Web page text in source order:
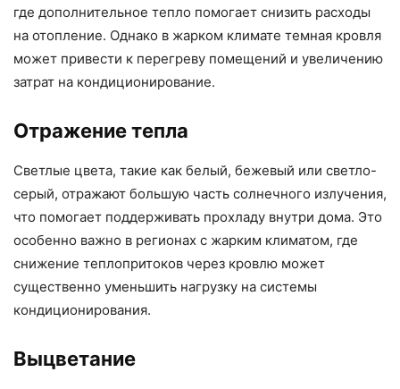
где дополнительное тепло помогает снизить расходы
на отопление. Однако в жарком климате темная кровля
может привести к перегреву помещений и увеличению
затрат на кондиционирование.
Отражение тепла
Светлые цвета, такие как белый, бежевый или светло-
серый, отражают большую часть солнечного излучения,
что помогает поддерживать прохладу внутри дома. Это
особенно важно в регионах с жарким климатом, где
снижение теплопритоков через кровлю может
существенно уменьшить нагрузку на системы
кондиционирования.
Выцветание